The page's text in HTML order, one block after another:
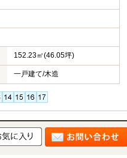
152.23㎡(46.05坪)
一戸建て/木造